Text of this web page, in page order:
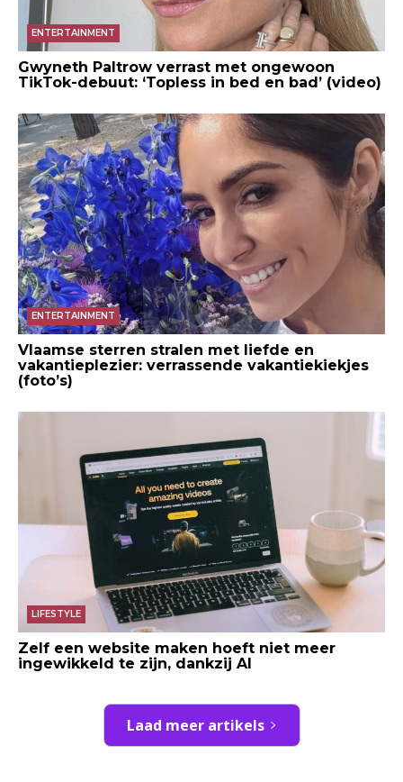
ENTERTAINMENT
Gwyneth Paltrow verrast met ongewoon
TikTok-debuut: ‘Topless in bed en bad’ (video)
ENTERTAINMENT
Vlaamse sterren stralen met liefde en
vakantieplezier: verrassende vakantiekiekjes
(foto’s)
LIFESTYLE
Zelf een website maken hoeft niet meer
ingewikkeld te zijn, dankzij AI
Laad meer artikels